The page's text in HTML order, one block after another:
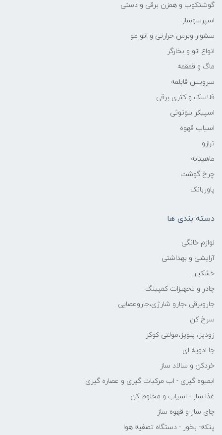
گوشتکوب و همزن برقی و دستی
اسپرسوساز
سشوار وبرس حرارتی و اتو مو
انواع اتو و بخارگر
ماگ و قمقمه
سرویس قابلمه
فلاسک و کتری برقی
اسپیکر بلوتوثی
اسیاب قهوه
ترازو
ماهیتابه
چرخ گوشت
پاوربانک
دسته بندی ها
لوازم خانگی
آرایشی و بهداشتی
خشکبار
چادر و تجهیزات کمپینگ
جاروبرقی ،جارو شارژی،جاروعصایی
سرخ کن
زودپز، پلوپز،مولتی کوکر
جا ادویه ای
خردکن و سالاد ساز
ابمیوه گیری - اب مرکبات گیری و عصاره گیری
غذا ساز - اسیاب و مخلوط کن
چای ساز و قهوه ساز
پنکه- بخور - دستگاه تصفیه هوا